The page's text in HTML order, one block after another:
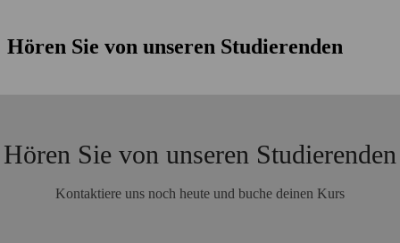
Hören Sie von unseren Studierenden
Hören Sie von unseren Studierenden
Kontaktiere uns noch heute und buche deinen Kurs